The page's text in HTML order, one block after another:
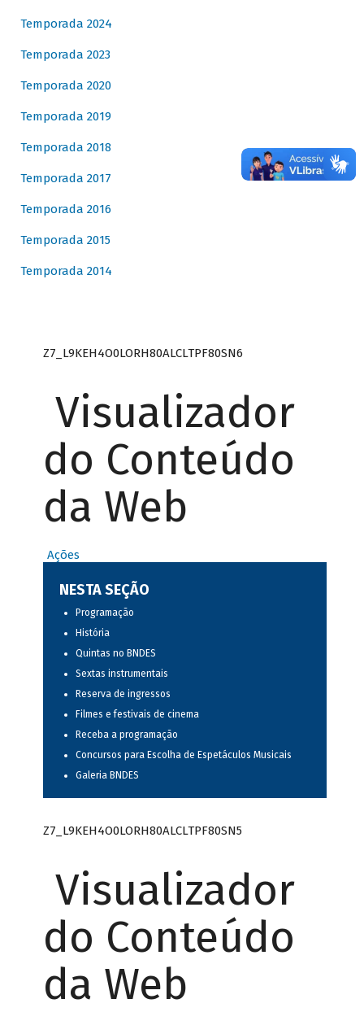
Temporada 2024
Temporada 2023
Temporada 2020
Temporada 2019
Temporada 2018
Temporada 2017
Temporada 2016
Temporada 2015
Temporada 2014
Z7_L9KEH4O0LORH80ALCLTPF80SN6
Visualizador
do Conteúdo
da Web
Ações
NESTA SEÇÃO
Programação
História
Quintas no BNDES
Sextas instrumentais
Reserva de ingressos
Filmes e festivais de cinema
Receba a programação
Concursos para Escolha de Espetáculos Musicais
Galeria BNDES
Z7_L9KEH4O0LORH80ALCLTPF80SN5
Visualizador
do Conteúdo
da Web